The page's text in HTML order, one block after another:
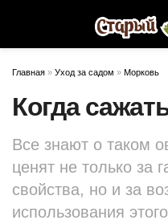
Главная » Уход за садом » Морковь
Когда
Все знают о таком
ценят не только за
свойства, но и за
использования